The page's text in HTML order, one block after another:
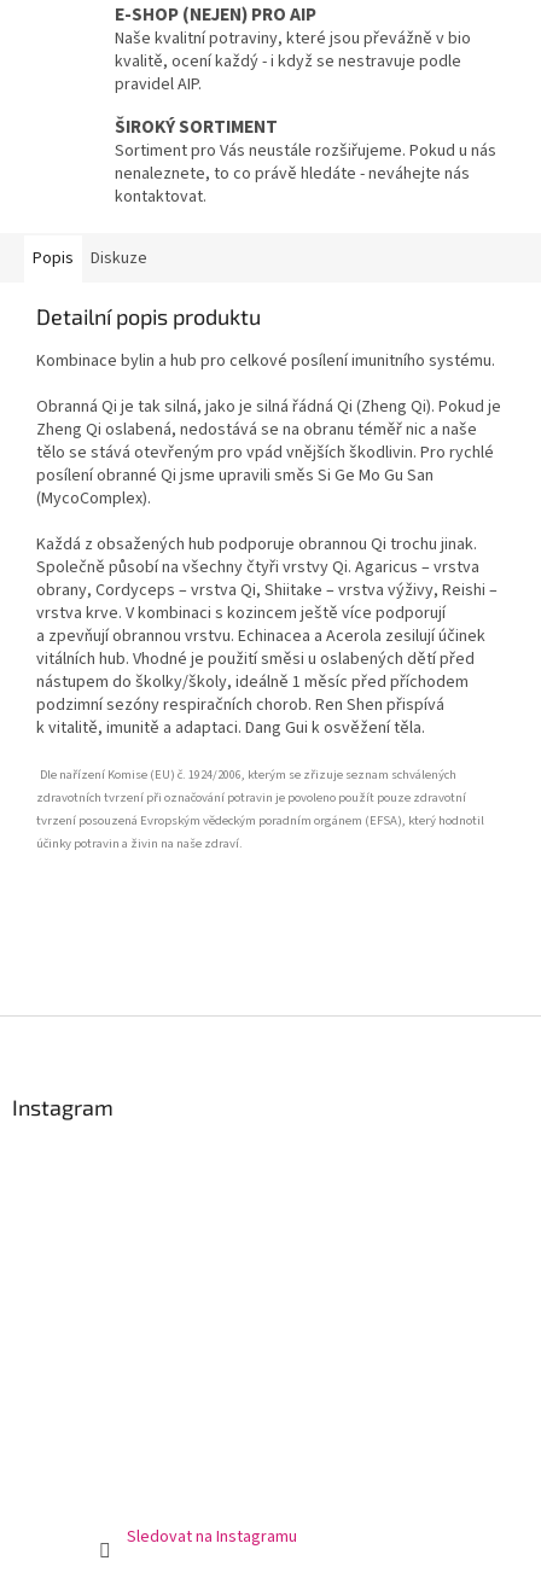
E-SHOP (NEJEN) PRO AIP
Naše kvalitní potraviny, které jsou převážně v bio
kvalitě, ocení každý - i když se nestravuje podle
pravidel AIP.
ŠIROKÝ SORTIMENT
Sortiment pro Vás neustále rozšiřujeme. Pokud u nás
nenaleznete, to co právě hledáte - neváhejte nás
kontaktovat.
Popis Diskuze
Detailní popis produktu
Kombinace bylin a hub pro celkové posílení imunitního systému.
Obranná Qi je tak silná, jako je silná řádná Qi (Zheng Qi). Pokud je
Zheng Qi oslabená, nedostává se na obranu téměř nic a naše
tělo se stává otevřeným pro vpád vnějších škodlivin. Pro rychlé
posílení obranné Qi jsme upravili směs Si Ge Mo Gu San
(MycoComplex).
Každá z obsažených hub podporuje obrannou Qi trochu jinak.
Společně působí na všechny čtyři vrstvy Qi. Agaricus – vrstva
obrany, Cordyceps – vrstva Qi, Shiitake – vrstva výživy, Reishi –
vrstva krve. V kombinaci s kozincem ještě více podporují
a zpevňují obrannou vrstvu. Echinacea a Acerola zesilují účinek
vitálních hub. Vhodné je použití směsi u oslabených dětí před
nástupem do školky/školy, ideálně 1 měsíc před příchodem
podzimní sezóny respiračních chorob. Ren Shen přispívá
k vitalitě, imunitě a adaptaci. Dang Gui k osvěžení těla.
Dle nařízení Komise (EU) č. 1924/2006, kterým se zřizuje seznam schválených
zdravotních tvrzení při označování potravin je povoleno použít pouze zdravotní
tvrzení posouzená Evropským vědeckým poradním orgánem (EFSA), který hodnotil
účinky potravin a živin na naše zdraví.
Instagram
Sledovat na Instagramu